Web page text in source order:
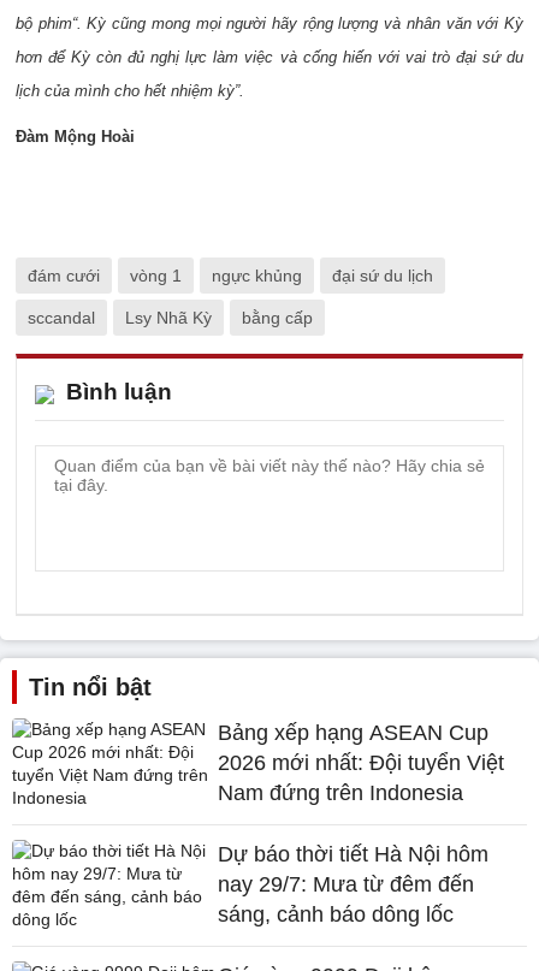
bộ phim“. Kỳ cũng mong mọi người hãy rộng lượng và nhân văn với Kỳ
hơn để Kỳ còn đủ nghị lực làm việc và cống hiến với vai trò đại sứ du
lịch của mình cho hết nhiệm kỳ”.
Đàm Mộng Hoài
đám cưới vòng 1 ngực khủng đại sứ du lịch
sccandal Lsy Nhã Kỳ bằng cấp
Bình luận
Tin nổi bật
Bảng xếp hạng ASEAN Cup
2026 mới nhất: Đội tuyển Việt
Nam đứng trên Indonesia
Dự báo thời tiết Hà Nội hôm
nay 29/7: Mưa từ đêm đến
sáng, cảnh báo dông lốc